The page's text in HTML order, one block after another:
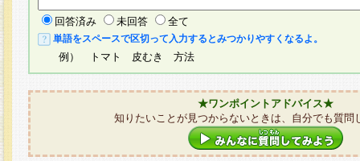
回答済み 未回答 全て
単語をスペースで区切って入力するとみつかりやすくなるよ。
例） トマト 皮むき 方法
★ワンポイントアドバイス★
知りたいことが見つからないときは、自分でも質問